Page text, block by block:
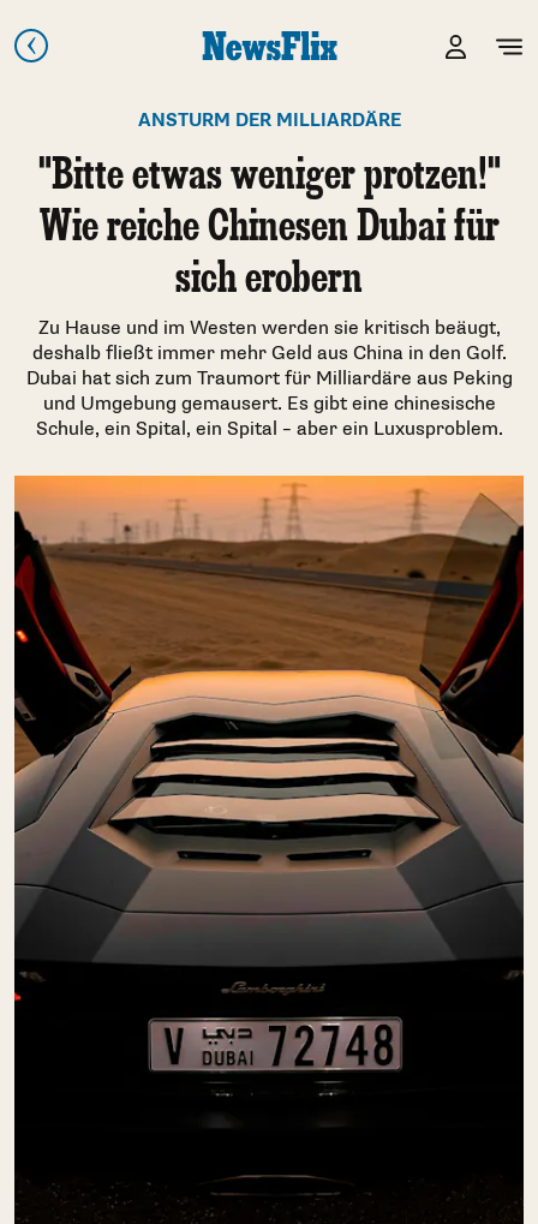
ANSTURM DER MILLIARDÄRE
"Bitte etwas weniger protzen!"
Wie reiche Chinesen Dubai für
sich erobern
Zu Hause und im Westen werden sie kritisch beäugt,
deshalb fließt immer mehr Geld aus China in den Golf.
Dubai hat sich zum Traumort für Milliardäre aus Peking
und Umgebung gemausert. Es gibt eine chinesische
Schule, ein Spital, ein Spital – aber ein Luxusproblem.